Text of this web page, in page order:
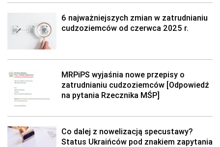
6 najważniejszych zmian w zatrudnianiu
cudzoziemców od czerwca 2025 r.
MRPiPS wyjaśnia nowe przepisy o
zatrudnianiu cudzoziemców [Odpowiedź
na pytania Rzecznika MŚP]
Co dalej z nowelizacją specustawy?
Status Ukraińców pod znakiem zapytania